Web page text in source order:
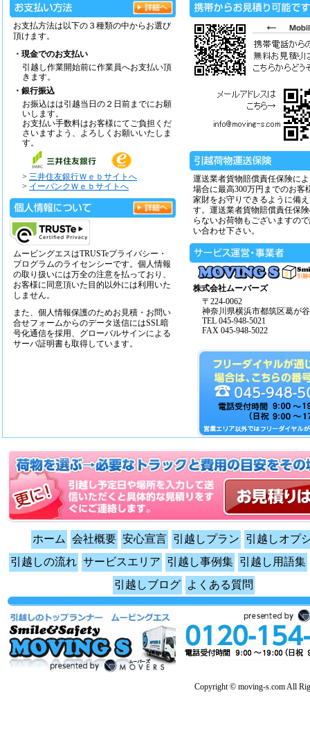
お支払方法は以下の３種類の中からお選び
頂けます。
・現金でのお支払い
引越し作業開始前に作業員へお支払い頂
きます。
・銀行振込
お振込はは引越当日の２日前までにお願
いします。
お支払い手数料はお客様にてご負担くだ
さいますよう、よろしくお願いいたしま
す。
> 三井住友銀行Ｗｅｂサイトへ
> イーバンクＷｅｂサイトへ
ムービングエスはTRUSTeプライバシー・
プログラムのライセンシーです。個人情報
の取り扱いには万全の注意を払っており、
お客様に同意頂いた目的以外には利用いた
しません。
また、個人情報保護のためお見積・お問い
合せフォームからのデータ送信にはSSL暗
号化通信を採用、グローバルサインによる
サーバ証明書も取得しています。
運送業者貨物賠償責任保険に
場合に最高300万円までのお客
家財をお守りできるように備
す。運送業者貨物賠償責任保
らないお荷物もございますの
い合わせ下さい。
株式会社ムーバーズ
〒224-0062
神奈川県横浜市都筑区葛が
TEL 045-948-5021
FAX 045-948-5022
ホーム 会社概要 安心宣言 引越しプラン
引越しオプ
引越しの流れ サービスエリア 引越し事例集 引越し用語集
引越しブログ
よくある質問
Copyright © moving-s.com All